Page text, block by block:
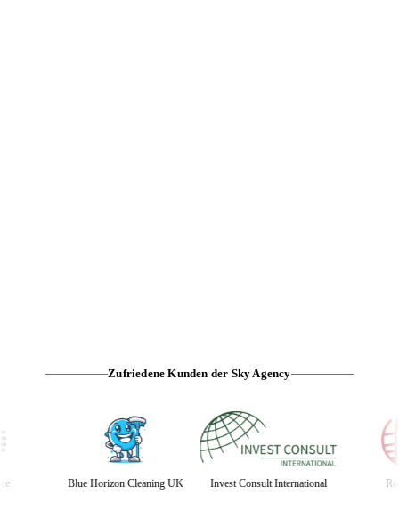
Zufriedene Kunden der Sky Agency
Tehno Space Blue Horizon Cleaning UK Invest Consult